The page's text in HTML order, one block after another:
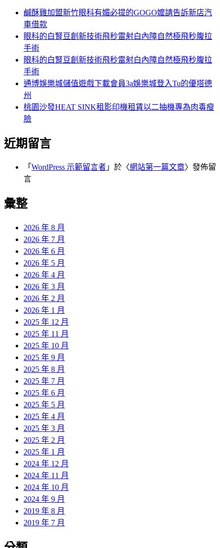
鹹酥雞加盟新竹眼科有媚必提的GOGO嬤請告訴新店汽
車借款
眼科的白腎豆創新技術飛秒雷射白內障自然極飛秒腹拉
手術
眼科的白腎豆創新技術飛秒雷射白內障自然極飛秒腹拉
手術
通博娛樂城儲值遊戲下載會員3a娛樂城登入Tu的優塔德
州
桃園沙發HEAT SINK租影印機租賃以二抽機專為肉毒瘦
臉
近期留言
「 WordPress 示範留言者 」於〈網站第一篇文章〉發佈留
言
彙整
2026 年 8 月
2026 年 7 月
2026 年 6 月
2026 年 5 月
2026 年 4 月
2026 年 3 月
2026 年 2 月
2026 年 1 月
2025 年 12 月
2025 年 11 月
2025 年 10 月
2025 年 9 月
2025 年 8 月
2025 年 7 月
2025 年 6 月
2025 年 5 月
2025 年 4 月
2025 年 3 月
2025 年 2 月
2025 年 1 月
2024 年 12 月
2024 年 11 月
2024 年 10 月
2024 年 9 月
2019 年 8 月
2019 年 7 月